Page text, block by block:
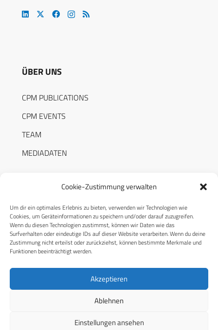
Cookie-Zustimmung verwalten
Um dir ein optimales Erlebnis zu bieten, verwenden wir Technologien wie
Cookies, um Geräteinformationen zu speichern und/oder darauf zuzugreifen.
Wenn du diesen Technologien zustimmst, können wir Daten wie das
Surfverhalten oder eindeutige IDs auf dieser Website verarbeiten. Wenn du deine
Zustimmung nicht erteilst oder zurückziehst, können bestimmte Merkmale und
Funktionen beeinträchtigt werden.
Akzeptieren
Ablehnen
Einstellungen ansehen
ÜBER UNS
CPM PUBLICATIONS
CPM EVENTS
TEAM
MEDIADATEN
RECHTLICHES
Datenschutzerklärung
Cookie-Richtlinie (EU)